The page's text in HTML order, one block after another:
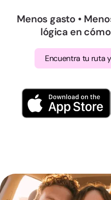
Menos gasto •
lógica en
Encuentra tu ruta